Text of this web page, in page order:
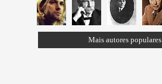
Mais autores populares